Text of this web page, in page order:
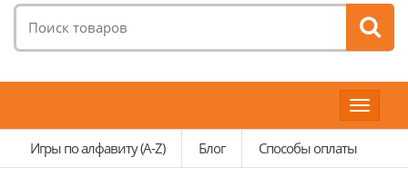
товаров:
Toggle
Игры по алфавиту (A-Z)
Блог Способы оплаты